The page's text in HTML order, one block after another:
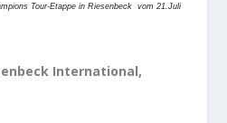
Tour-Etappe in Riesenbeck vom 21.Juli
International,